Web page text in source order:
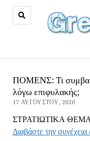
ΠΟΜΕΝΣ: Τι
λόγω επιφυλακής;
17 ΑΥΓΟΎΣΤΟΥ, 2020
ΣΤΡΑΤΙΩΤΙΚΑ
Διαβάστε την